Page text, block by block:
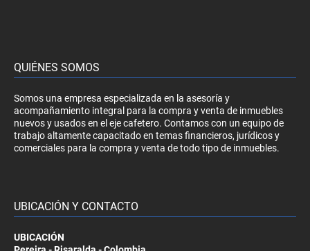
QUIÉNES SOMOS
Somos una empresa especializada en la asesoría y
acompañamiento integral para la compra y venta de inmuebles
nuevos y usados en el eje cafetero. Contamos con un equipo de
trabajo altamente capacitado en temas financieros, jurídicos y
comerciales para la compra y venta de todo tipo de inmuebles.
UBICACIÓN Y CONTACTO
UBICACIÓN